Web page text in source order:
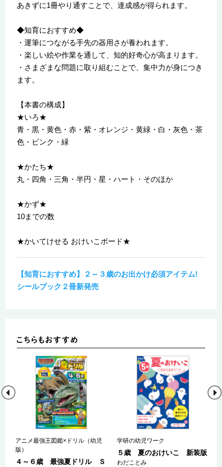
あきずに1冊やり通すことで、達成感が得られます。
◆知育におすすめ◆
・運筆につながる手先の器用さが養われます。
・楽しい絵や作業を通して、知的好奇心が高まります。
・さまざまな問題に取り組むことで、集中力が身につき
ます。
【本書の構成】
★いろ★
青・黒・黄色・赤・紫・オレンジ・黄緑・白・灰色・茶
色・ピンク・緑
★かたち★
丸・四角・三角・半円・星・ハート・そのほか
★かず★
10までの数
★かいてけせる おけいこボード★
【知育におすすめ】２～３歳のお出かけ必須アイテム!
シールブック２冊新発売
アニメ最強王図鑑×ドリル（幼児
版）
４～６歳 最強夏ドリル Ｓ
学研の幼児ワーク
５歳 夏のおけいこ 新装版
わだことみ